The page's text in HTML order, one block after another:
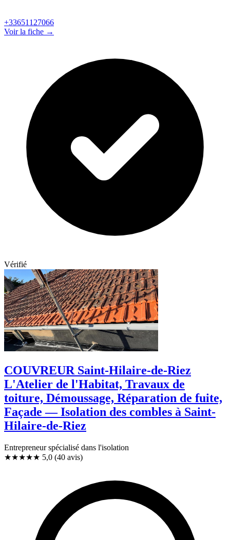
+33651127066
Voir la fiche →
Vérifié
COUVREUR Saint-Hilaire-de-Riez
L'Atelier de l'Habitat, Travaux de
toiture, Démoussage, Réparation de fuite,
Façade — Isolation des combles à Saint-
Hilaire-de-Riez
Entrepreneur spécialisé dans l'isolation
★★★★★ 5,0 (40 avis)